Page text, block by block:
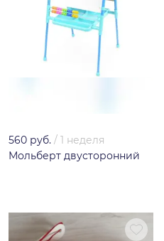
560 руб. / 1 неделя
Мольберт двусторонний